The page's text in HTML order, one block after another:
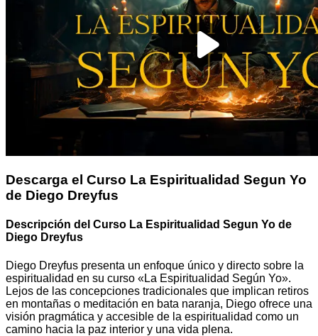
Descarga el Curso La Espiritualidad Segun Yo
de Diego Dreyfus
Descripción del Curso La Espiritualidad Segun Yo de
Diego Dreyfus
Diego Dreyfus presenta un enfoque único y directo sobre la
espiritualidad en su curso «La Espiritualidad Según Yo».
Lejos de las concepciones tradicionales que implican retiros
en montañas o meditación en bata naranja, Diego ofrece una
visión pragmática y accesible de la espiritualidad como un
camino hacia la paz interior y una vida plena.